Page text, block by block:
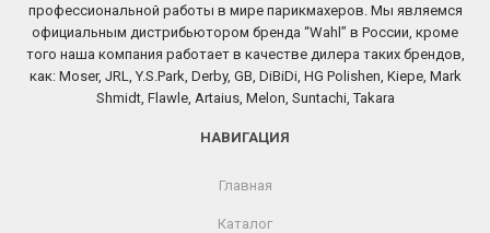
профессиональной работы в мире парикмахеров. Мы являемся
официальным дистрибьютором бренда “Wahl” в России, кроме
того наша компания работает в качестве дилера таких брендов,
как: Moser, JRL, Y.S.Park, Derby, GB, DiBiDi, HG Polishen, Kiepe, Mark
Shmidt, Flawle, Artaius, Melon, Suntachi, Takara
НАВИГАЦИЯ
Главная
Каталог